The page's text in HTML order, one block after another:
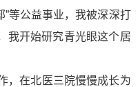
”等公益事业，我被深深打
我开始研究青光眼这个居
，在北医三院慢慢成长为